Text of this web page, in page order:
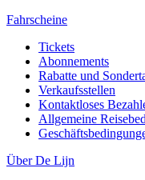
Fahrscheine
Tickets
Abonnements
Rabatte und
Verkaufsstellen
Kontaktloses
Allgemeine
Über De Lijn